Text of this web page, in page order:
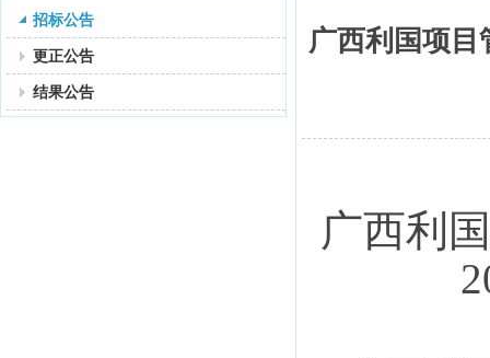
招标公告
更正公告
结果公告
广西利国项目
广西利